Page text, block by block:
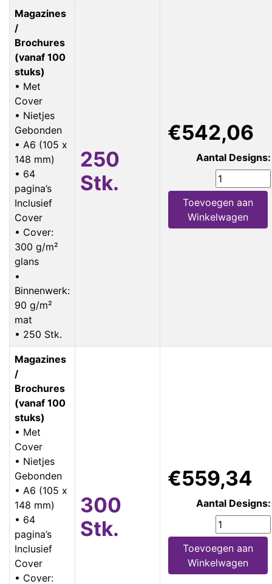
Magazines
/
Brochures
(vanaf 100
stuks)
• Met
Cover
• Nietjes
Gebonden
• A6 (105 x
148 mm)
• 64
pagina’s
Inclusief
Cover
• Cover:
300 g/m²
glans
•
Binnenwerk:
90 g/m²
mat
• 250 Stk.
250
Stk.
€542,06
Aantal Designs:
Toevoegen aan
Winkelwagen
Magazines
/
Brochures
(vanaf 100
stuks)
• Met
Cover
• Nietjes
Gebonden
• A6 (105 x
148 mm)
• 64
pagina’s
Inclusief
Cover
• Cover:
300
Stk.
€559,34
Aantal Designs:
Toevoegen aan
Winkelwagen